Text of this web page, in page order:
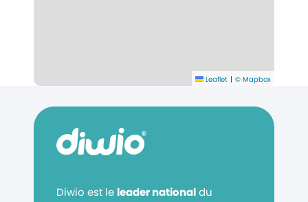
Leaflet | © Mapbox
Diwio est le leader nationaldu